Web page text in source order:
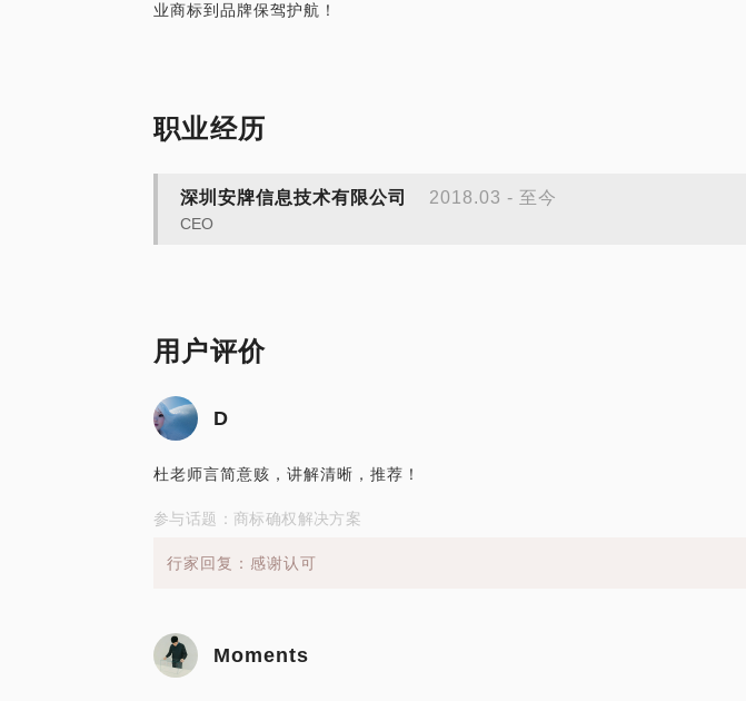
业商标到品牌保驾护航！
职业经历
深圳安牌信息技术有限公司 2018.03 - 至今
CEO
用户评价
D
杜老师言简意赅，讲解清晰，推荐！
参与话题：商标确权解决方案
行家回复：感谢认可
Moments